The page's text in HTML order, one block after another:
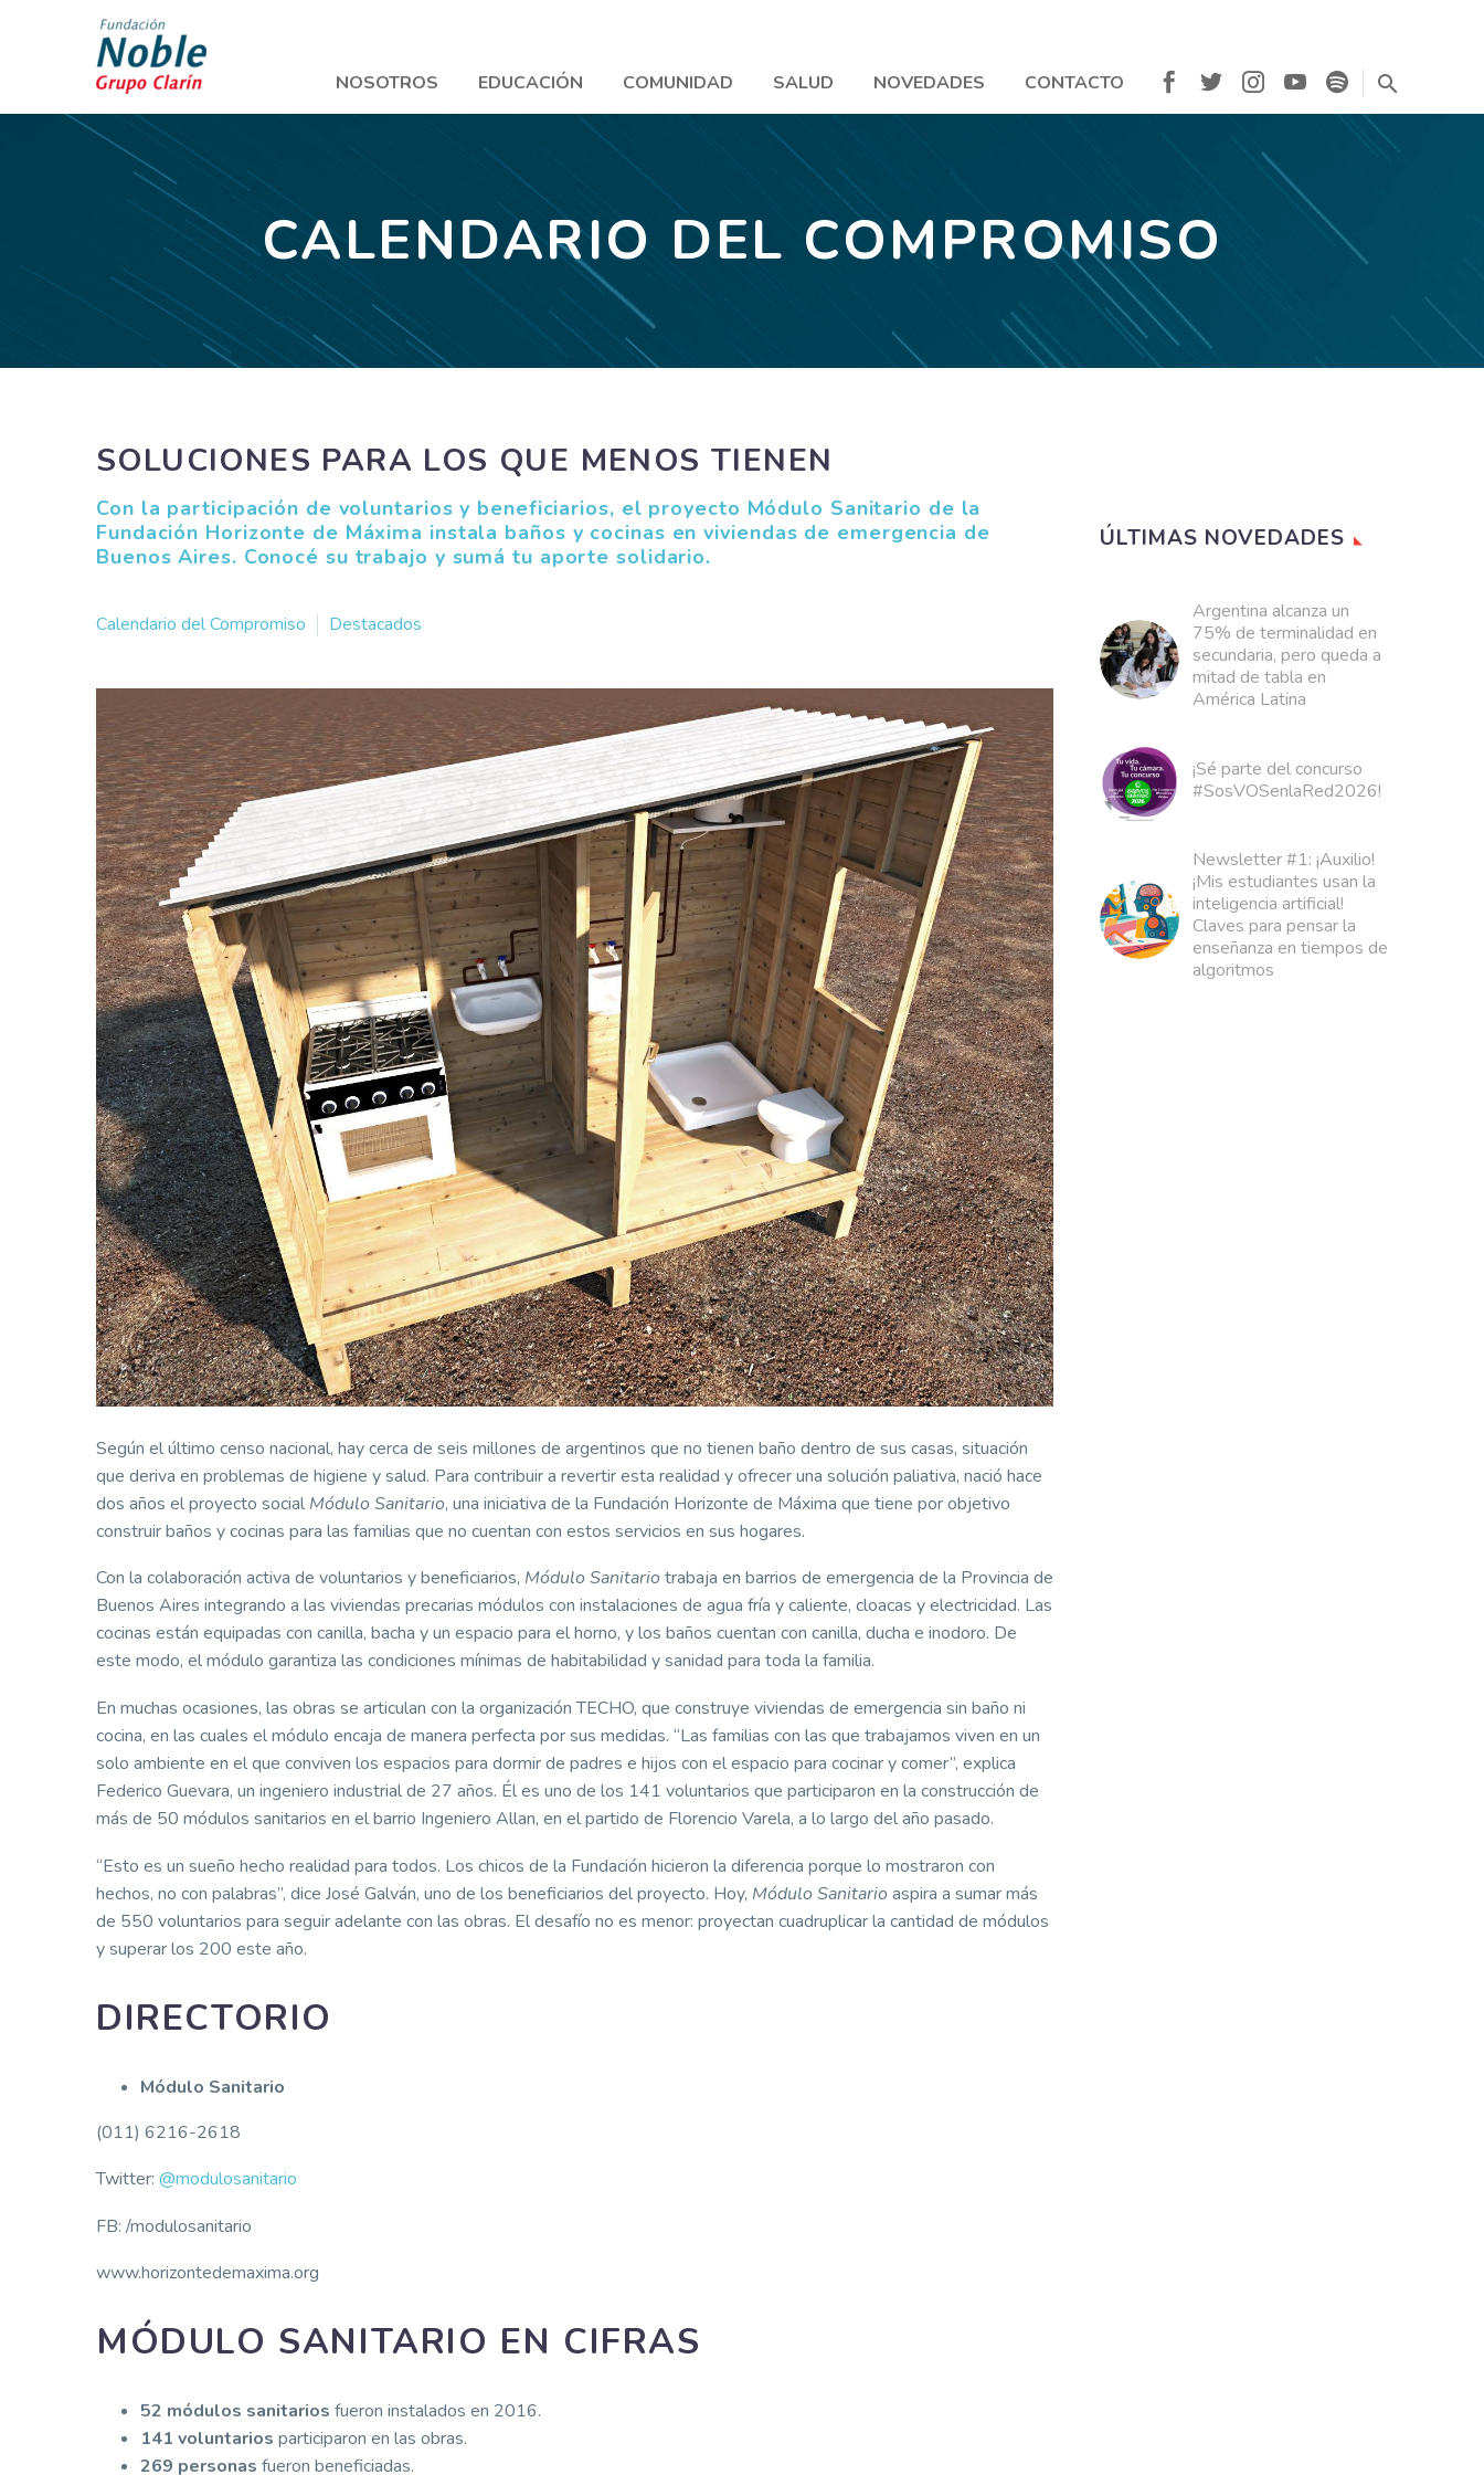
NOSOTROS EDUCACIÓN COMUNIDAD SALUD NOVEDADES CONTACTO
CALENDARIO DEL COMPROMISO
SOLUCIONES PARA LOS QUE MENOS TIENEN
Con la participación de voluntarios y beneficiarios, el proyecto Módulo Sanitario de la
Fundación Horizonte de Máxima instala baños y cocinas en viviendas de emergencia de
Buenos Aires. Conocé su trabajo y sumá tu aporte solidario.
Calendario del Compromiso Destacados
Según el último censo nacional, hay cerca de seis millones de argentinos que no tienen baño dentro de sus casas, situación
que deriva en problemas de higiene y salud. Para contribuir a revertir esta realidad y ofrecer una solución paliativa, nació hace
dos años el proyecto social Módulo Sanitario, una iniciativa de la Fundación Horizonte de Máxima que tiene por objetivo
construir baños y cocinas para las familias que no cuentan con estos servicios en sus hogares.
Con la colaboración activa de voluntarios y beneficiarios, Módulo Sanitario trabaja en barrios de emergencia de la Provincia de
Buenos Aires integrando a las viviendas precarias módulos con instalaciones de agua fría y caliente, cloacas y electricidad. Las
cocinas están equipadas con canilla, bacha y un espacio para el horno, y los baños cuentan con canilla, ducha e inodoro. De
este modo, el módulo garantiza las condiciones mínimas de habitabilidad y sanidad para toda la familia.
En muchas ocasiones, las obras se articulan con la organización TECHO, que construye viviendas de emergencia sin baño ni
cocina, en las cuales el módulo encaja de manera perfecta por sus medidas. “Las familias con las que trabajamos viven en un
solo ambiente en el que conviven los espacios para dormir de padres e hijos con el espacio para cocinar y comer”, explica
Federico Guevara, un ingeniero industrial de 27 años. Él es uno de los 141 voluntarios que participaron en la construcción de
más de 50 módulos sanitarios en el barrio Ingeniero Allan, en el partido de Florencio Varela, a lo largo del año pasado.
“Esto es un sueño hecho realidad para todos. Los chicos de la Fundación hicieron la diferencia porque lo mostraron con
hechos, no con palabras”, dice José Galván, uno de los beneficiarios del proyecto. Hoy, Módulo Sanitario aspira a sumar más
de 550 voluntarios para seguir adelante con las obras. El desafío no es menor: proyectan cuadruplicar la cantidad de módulos
y superar los 200 este año.
DIRECTORIO
Módulo Sanitario
(011) 6216-2618
Twitter: @modulosanitario
FB: /modulosanitario
www.horizontedemaxima.org
MÓDULO SANITARIO EN CIFRAS
52 módulos sanitarios fueron instalados en 2016.
141 voluntarios participaron en las obras.
269 personas fueron beneficiadas.
ÚLTIMAS NOVEDADES
Argentina alcanza un
75% de terminalidad en
secundaria, pero queda a
mitad de tabla en
América Latina
¡Sé parte del concurso
#SosVOSenlaRed2026!
Newsletter #1: ¡Auxilio!
¡Mis estudiantes usan la
inteligencia artificial!
Claves para pensar la
enseñanza en tiempos de
algoritmos